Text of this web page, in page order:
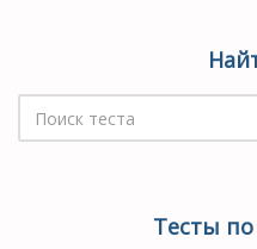
Тесты